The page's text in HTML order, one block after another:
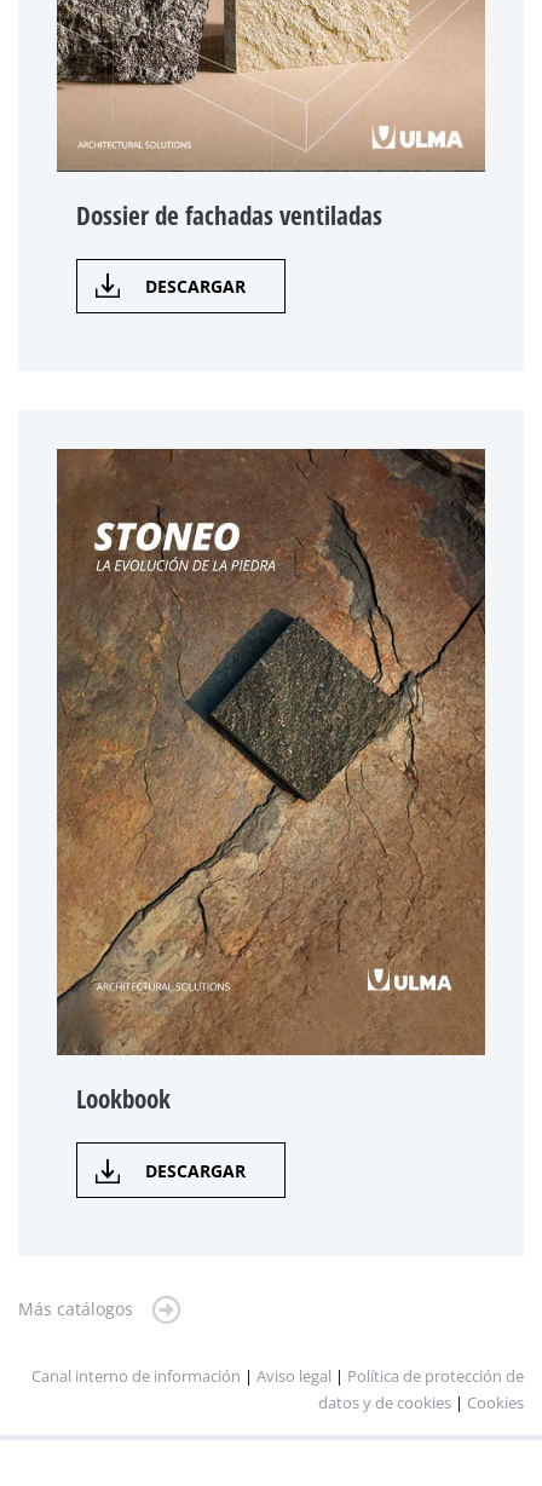
Dossier de fachadas ventiladas
DESCARGAR
Lookbook
DESCARGAR
Más catálogos
Canal interno de información | Aviso legal | Política de protección de
datos y de cookies | Cookies